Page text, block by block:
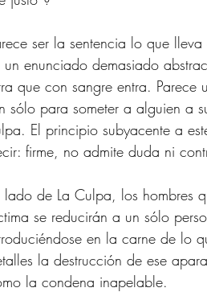
ser la sentencia lo que
un enunciado demasiado
que con sangre entra. Parece
sólo para someter a alguien a
El principio subyacente a
firme, no admite duda ni
lado de La Culpa, los hombres
se reducirán a un sólo
en la carne de lo
la destrucción de ese
la condena inapelable.